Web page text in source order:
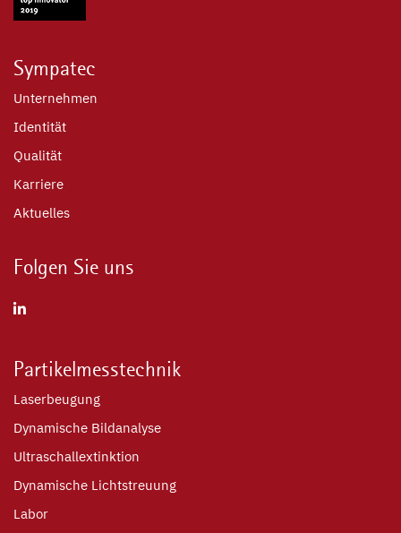
Sympatec
Unternehmen
Identität
Qualität
Karriere
Aktuelles
Folgen Sie uns
Partikelmesstechnik
Laserbeugung
Dynamische Bildanalyse
Ultraschallextinktion
Dynamische Lichtstreuung
Labor